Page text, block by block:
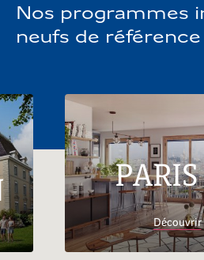
Nos programmes
neufs de référence
Découvrir